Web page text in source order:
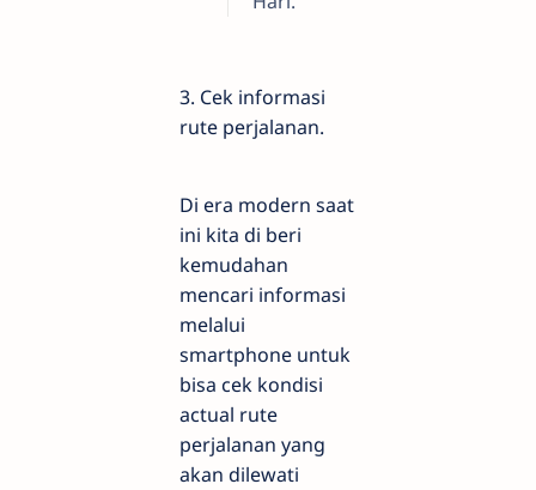
3. Cek informasi
rute perjalanan.
Di era modern saat
ini kita di beri
kemudahan
mencari informasi
melalui
smartphone untuk
bisa cek kondisi
actual rute
perjalanan yang
akan dilewati